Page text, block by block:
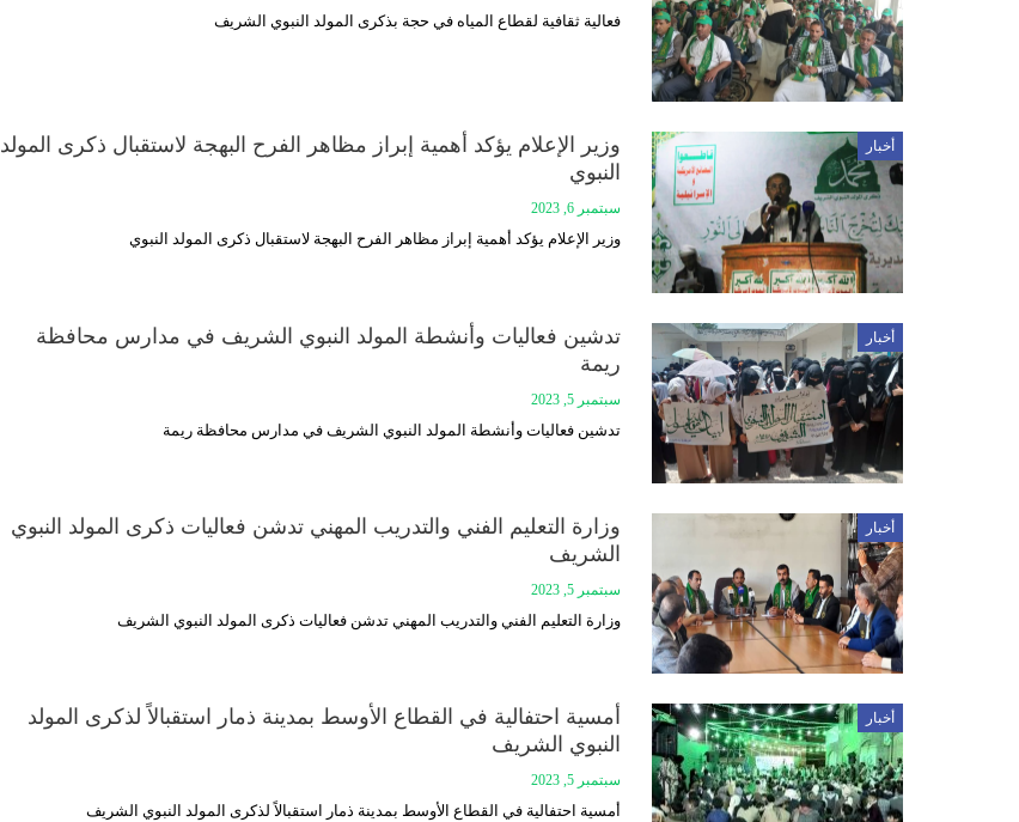
فعالية ثقافية لقطاع المياه في حجة بذكرى المولد النبوي الشريف
أخبار
وزير الإعلام يؤكد أهمية إبراز مظاهر الفرح البهجة لاستقبال ذكرى المولد
النبوي
سبتمبر 6, 2023
وزير الإعلام يؤكد أهمية إبراز مظاهر الفرح البهجة لاستقبال ذكرى المولد النبوي
أخبار
تدشين فعاليات وأنشطة المولد النبوي الشريف في مدارس محافظة
ريمة
سبتمبر 5, 2023
تدشين فعاليات وأنشطة المولد النبوي الشريف في مدارس محافظة ريمة
أخبار
وزارة التعليم الفني والتدريب المهني تدشن فعاليات ذكرى المولد النبوي
الشريف
سبتمبر 5, 2023
وزارة التعليم الفني والتدريب المهني تدشن فعاليات ذكرى المولد النبوي الشريف
أخبار
أمسية احتفالية في القطاع الأوسط بمدينة ذمار استقبالاً لذكرى المولد
النبوي الشريف
سبتمبر 5, 2023
أمسية احتفالية في القطاع الأوسط بمدينة ذمار استقبالاً لذكرى المولد النبوي الشريف